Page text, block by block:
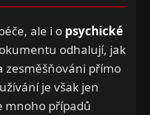
ale i o psychické
odhalují, jak
zesměšňováni přímo
je však jen
mnoho případů